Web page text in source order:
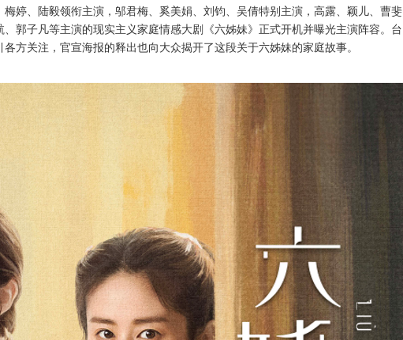
婷、陆毅领衔主演，邬君梅、奚美娟、刘钧、吴倩特别主演，高露、颖儿、曹斐
郭子凡等主演的现实主义家庭情感大剧《六姊妹》正式开机并曝光主演阵容。台
方关注，官宣海报的释出也向大众揭开了这段关于六姊妹的家庭故事。